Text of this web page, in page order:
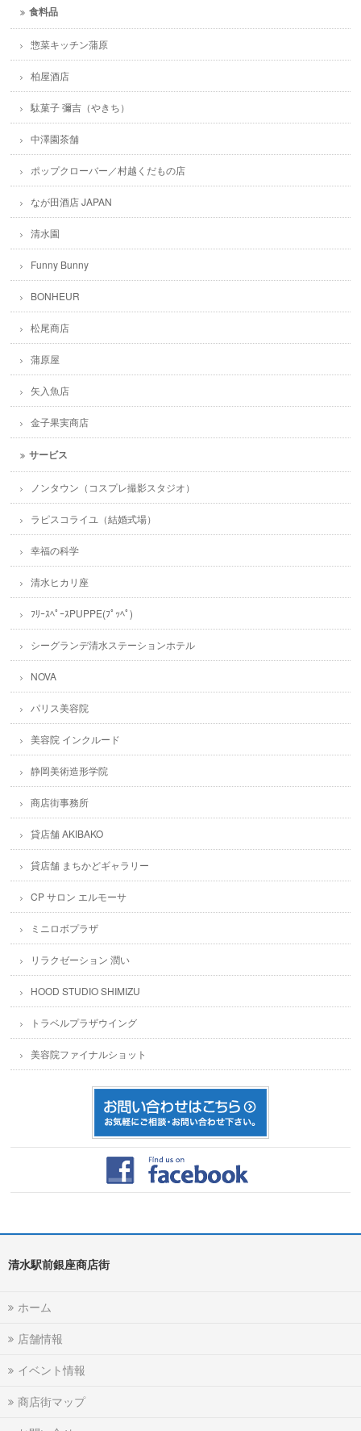
食料品
惣菜キッチン蒲原
柏屋酒店
駄菓子 彌吉（やきち）
中澤園茶舗
ポップクローバー／村越くだもの店
なが田酒店 JAPAN
清水園
Funny Bunny
BONHEUR
松尾商店
蒲原屋
矢入魚店
金子果実商店
サービス
ノンタウン（コスプレ撮影スタジオ）
ラピスコライユ（結婚式場）
幸福の科学
清水ヒカリ座
ﾌﾘｰｽﾍﾟｰｽPUPPE(ﾌﾟｯﾍﾟ)
シーグランデ清水ステーションホテル
NOVA
パリス美容院
美容院 インクルード
静岡美術造形学院
商店街事務所
貸店舗 AKIBAKO
貸店舗 まちかどギャラリー
CP サロン エルモーサ
ミニロボプラザ
リラクゼーション 潤い
HOOD STUDIO SHIMIZU
トラベルプラザウイング
美容院ファイナルショット
清水駅前銀座商店街
ホーム
店舗情報
イベント情報
商店街マップ